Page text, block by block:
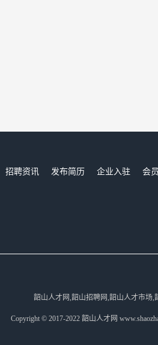
招聘资讯 发布简历 企业入驻 会
韶山人才网,韶山招聘网,韶山人才市场,
Copyright © 2017-2022 韶山人才网